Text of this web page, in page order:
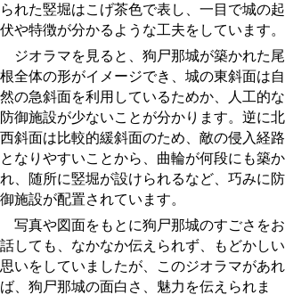
られた竪堀はこげ茶色で表し、一目で城の起
伏や特徴が分かるような工夫をしています。
ジオラマを見ると、狗尸那城が築かれた尾
根全体の形がイメージでき、城の東斜面は自
然の急斜面を利用しているためか、人工的な
防御施設が少ないことが分かります。逆に北
西斜面は比較的緩斜面のため、敵の侵入経路
となりやすいことから、曲輪が何段にも築か
れ、随所に竪堀が設けられるなど、巧みに防
御施設が配置されています。
写真や図面をもとに狗尸那城のすごさをお
話しても、なかなか伝えられず、もどかしい
思いをしていましたが、このジオラマがあれ
ば、狗尸那城の面白さ、魅力を伝えられま